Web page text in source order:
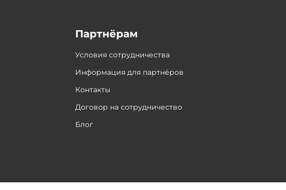
Партнёрам
Условия сотрудничества
Информация для партнёров
Контакты
Договор на сотрудничество
Блог